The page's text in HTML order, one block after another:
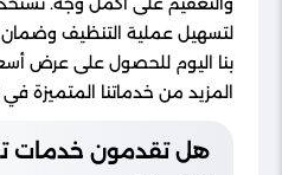
لتسهيل عملية التنظيف
بنا اليوم للحصول على عرض
المزيد من خدماتنا المتميزة في
هل تقدمون خدمات